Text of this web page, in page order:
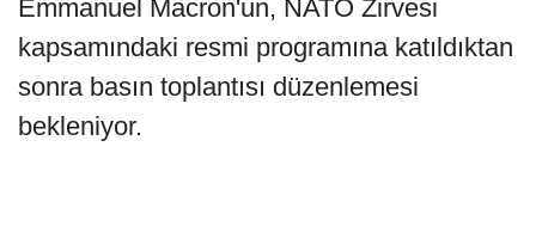
Emmanuel Macron'un, NATO Zirvesi
kapsamındaki resmi programına katıldıktan
sonra basın toplantısı düzenlemesi
bekleniyor.